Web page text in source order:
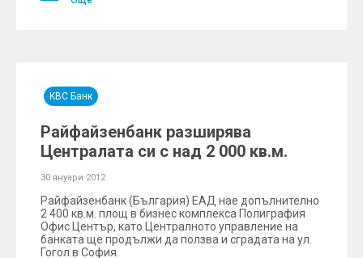
KBC Банк
Райфайзенбанк разширява
Централата си с над 2 000 кв.м.
30 януари 2012
Райфайзенбанк (България) ЕАД нае допълнително
2 400 кв.м. площ в бизнес комплекса Полиграфия
Офис Център, като Централното управление на
банката ще продължи да ползва и сградата на ул.
Гогол в София.